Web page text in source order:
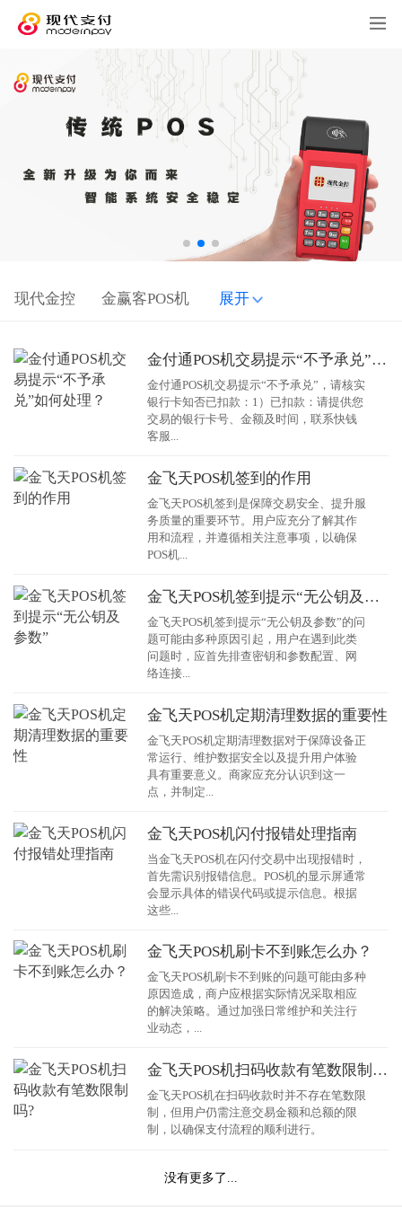
现代金控 金赢客POS机 展开
金付通POS机交易提示“不予承兑”如何处理？
金付通POS机交易提示“不予承兑”，请核实
银行卡知否已扣款：1）已扣款：请提供您
交易的银行卡号、金额及时间，联系快钱
客服...
金飞天POS机签到的作用
金飞天POS机签到是保障交易安全、提升服
务质量的重要环节。用户应充分了解其作
用和流程，并遵循相关注意事项，以确保
POS机...
金飞天POS机签到提示“无公钥及参数”
金飞天POS机签到提示“无公钥及参数”的问
题可能由多种原因引起，用户在遇到此类
问题时，应首先排查密钥和参数配置、网
络连接...
金飞天POS机定期清理数据的重要性
金飞天POS机定期清理数据对于保障设备正
常运行、维护数据安全以及提升用户体验
具有重要意义。商家应充分认识到这一
点，并制定...
金飞天POS机闪付报错处理指南
当金飞天POS机在闪付交易中出现报错时，
首先需识别报错信息。POS机的显示屏通常
会显示具体的错误代码或提示信息。根据
这些...
金飞天POS机刷卡不到账怎么办？
金飞天POS机刷卡不到账的问题可能由多种
原因造成，商户应根据实际情况采取相应
的解决策略。通过加强日常维护和关注行
业动态，...
金飞天POS机扫码收款有笔数限制吗?
金飞天POS机在扫码收款时并不存在笔数限
制，但用户仍需注意交易金额和总额的限
制，以确保支付流程的顺利进行。
没有更多了...